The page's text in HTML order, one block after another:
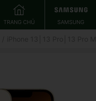
TRANG CHỦ SAMSUNG